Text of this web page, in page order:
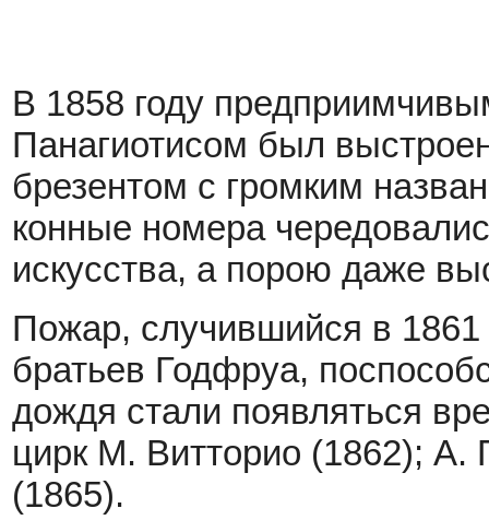
В 1858 году
Панагиотисом был
брезентом с громким
конные номера
искусства, а порою даже
Пожар, случившийся в 1861
братьев Годфруа,
дождя стали появляться
цирк М. Витторио (1862); А.
(1865).